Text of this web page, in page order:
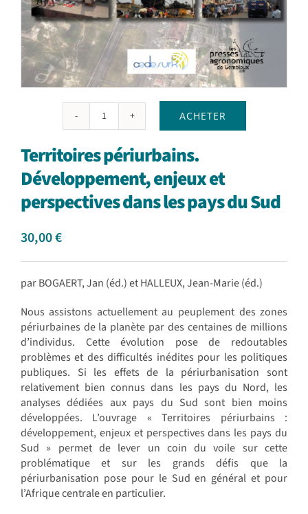
quantité
Territoires
périurbains.
Développement,
enjeux
et
les
du
ACHETER
Territoires périurbains.
Développement, enjeux et
perspectives dans les pays du Sud
30,00€
par BOGAERT, Jan (éd.) et HALLEUX, Jean-Marie (éd.)
Nous assistons actuellement au peuplement des zones
périurbaines de la planète par des centaines de millions
d’individus. Cette évolution pose de redoutables
problèmes et des difficultés inédites pour les politiques
publiques. Si les effets de la périurbanisation sont
relativement bien connus dans les pays du Nord, les
analyses dédiées aux pays du Sud sont bien moins
développées. L’ouvrage « Territoires périurbains :
développement, enjeux et perspectives dans les pays du
Sud » permet de lever un coin du voile sur cette
problématique et sur les grands défis que la
périurbanisation pose pour le Sud en général et pour
l’Afrique centrale en particulier.